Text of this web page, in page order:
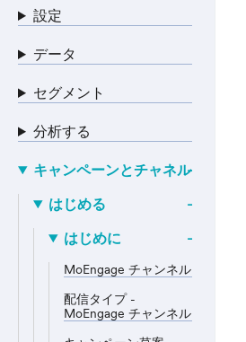
設定
データ
セグメント
分析する
キャンペーンとチャネル
はじめる
はじめに
MoEngage チャンネル
配信タイプ -
MoEngage チャンネル